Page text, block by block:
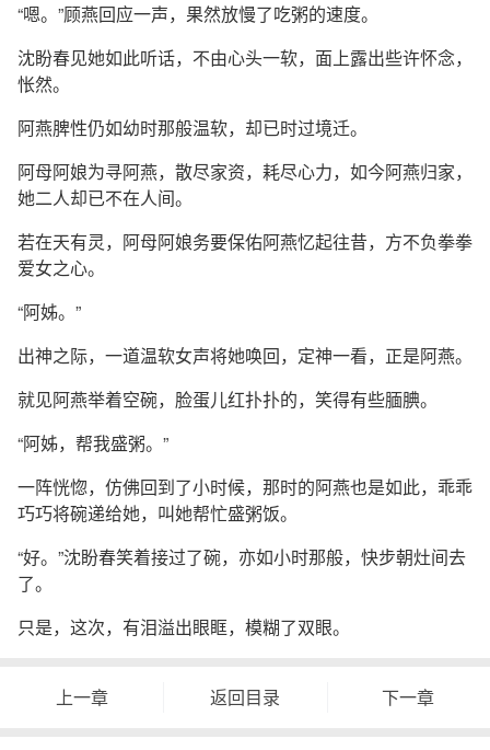
“嗯。”顾燕回应一声，果然放慢了吃粥的速度。
沈盼春见她如此听话，不由心头一软，面上露出些许怀念，
怅然。
阿燕脾性仍如幼时那般温软，却已时过境迁。
阿母阿娘为寻阿燕，散尽家资，耗尽心力，如今阿燕归家，
她二人却已不在人间。
若在天有灵，阿母阿娘务要保佑阿燕忆起往昔，方不负拳拳
爱女之心。
“阿姊。”
出神之际，一道温软女声将她唤回，定神一看，正是阿燕。
就见阿燕举着空碗，脸蛋儿红扑扑的，笑得有些腼腆。
“阿姊，帮我盛粥。”
一阵恍惚，仿佛回到了小时候，那时的阿燕也是如此，乖乖
巧巧将碗递给她，叫她帮忙盛粥饭。
“好。”沈盼春笑着接过了碗，亦如小时那般，快步朝灶间去
了。
只是，这次，有泪溢出眼眶，模糊了双眼。
上一章 返回目录 下一章